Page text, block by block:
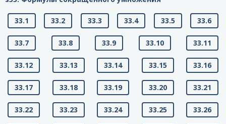
33.1 33.2 33.3 33.4 33.5 33.6
33.7 33.8 33.9 33.10 33.11
33.12 33.13 33.14 33.15 33.16
33.17 33.18 33.19 33.20 33.21
33.22 33.23 33.24 33.25 33.26